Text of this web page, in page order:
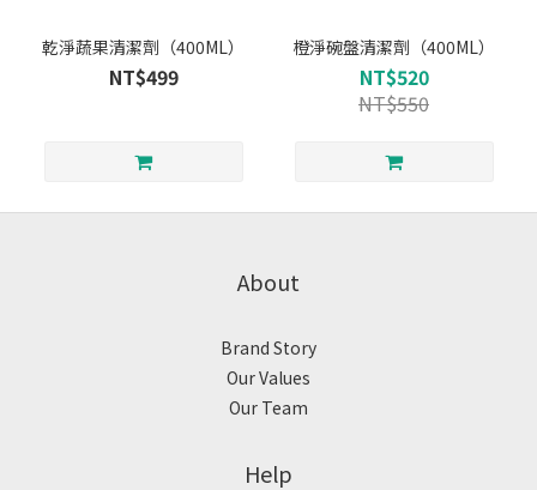
乾淨蔬果清潔劑（400ML）
NT$499
橙淨碗盤清潔劑（400ML）
NT$520
NT$550
About
Brand Story
Our Values
Our Team
Help